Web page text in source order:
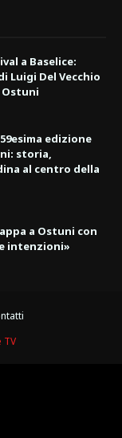
a Baselice:
Luigi Del Vecchio
edizione
storia,
al centro della
a Ostuni con
intenzioni»
TV